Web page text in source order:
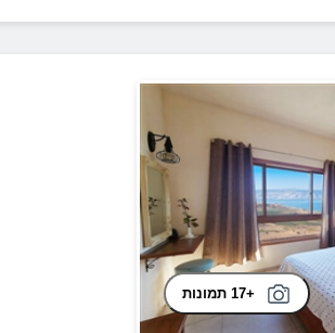
+17 תמונות